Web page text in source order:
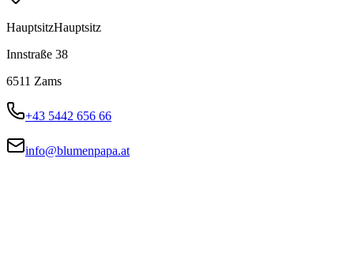
HauptsitzHauptsitz
Innstraße 38
6511 Zams
+43 5442 656 66
info@blumenpapa.at